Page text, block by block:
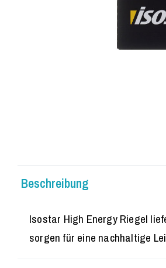
Beschreibung
Isostar High Energy Riegel
sorgen für eine nachhaltige